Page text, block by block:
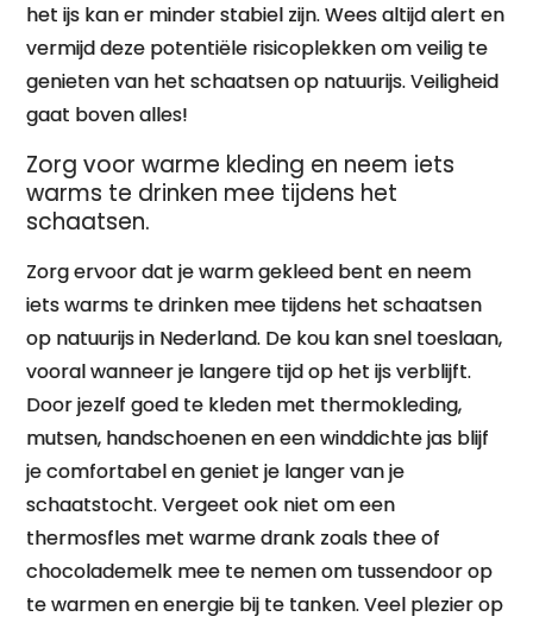
het ijs kan er minder stabiel zijn. Wees altijd alert en
vermijd deze potentiële risicoplekken om veilig te
genieten van het schaatsen op natuurijs. Veiligheid
gaat boven alles!
Zorg voor warme kleding en neem iets
warms te drinken mee tijdens het
schaatsen.
Zorg ervoor dat je warm gekleed bent en neem
iets warms te drinken mee tijdens het schaatsen
op natuurijs in Nederland. De kou kan snel toeslaan,
vooral wanneer je langere tijd op het ijs verblijft.
Door jezelf goed te kleden met thermokleding,
mutsen, handschoenen en een winddichte jas blijf
je comfortabel en geniet je langer van je
schaatstocht. Vergeet ook niet om een
thermosfles met warme drank zoals thee of
chocolademelk mee te nemen om tussendoor op
te warmen en energie bij te tanken. Veel plezier op